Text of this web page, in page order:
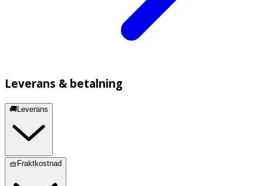
Leverans & betalning
🚚Leverans
🧺Fraktkostnad